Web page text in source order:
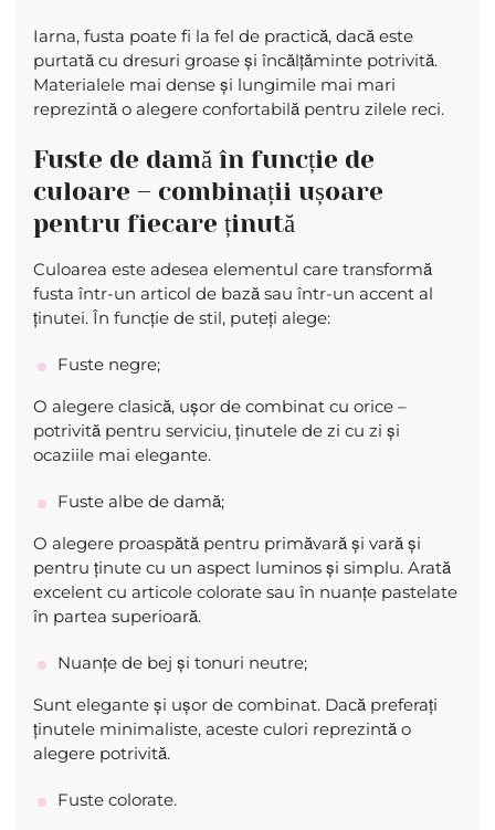
Iarna, fusta poate fi la fel de practică, dacă este
purtată cu dresuri groase și încălțăminte potrivită.
Materialele mai dense și lungimile mai mari
reprezintă o alegere confortabilă pentru zilele reci.
Fuste de damă în funcție de
culoare – combinații ușoare
pentru fiecare ținută
Culoarea este adesea elementul care transformă
fusta într-un articol de bază sau într-un accent al
ținutei. În funcție de stil, puteți alege:
Fuste negre;
O alegere clasică, ușor de combinat cu orice –
potrivită pentru serviciu, ținutele de zi cu zi și
ocaziile mai elegante.
Fuste albe de damă;
O alegere proaspătă pentru primăvară și vară și
pentru ținute cu un aspect luminos și simplu. Arată
excelent cu articole colorate sau în nuanțe pastelate
în partea superioară.
Nuanțe de bej și tonuri neutre;
Sunt elegante și ușor de combinat. Dacă preferați
ținutele minimaliste, aceste culori reprezintă o
alegere potrivită.
Fuste colorate.